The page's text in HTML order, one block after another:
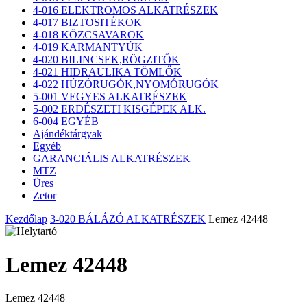
4-016 ELEKTROMOS ALKATRÉSZEK
4-017 BIZTOSITÉKOK
4-018 KÖZCSAVAROK
4-019 KARMANTYÚK
4-020 BILINCSEK,RÖGZITŐK
4-021 HIDRAULIKA TÖMLŐK
4-022 HÚZÓRUGÓK,NYOMÓRUGÓK
5-001 VEGYES ALKATRÉSZEK
5-002 ERDÉSZETI KISGÉPEK ALK.
6-004 EGYÉB
Ajándéktárgyak
Egyéb
GARANCIÁLIS ALKATRÉSZEK
MTZ
Üres
Zetor
Kezdőlap 3-020 BÁLÁZÓ ALKATRÉSZEK Lemez 42448
Lemez 42448
Lemez 42448